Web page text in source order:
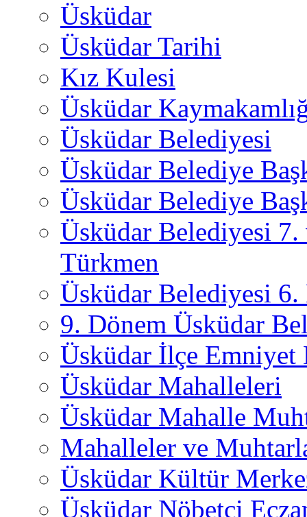
Üsküdar
Üsküdar Tarihi
Kız Kulesi
Üsküdar
Üsküdar Belediyesi
Üsküdar Belediye
Üsküdar Belediye
Üsküdar Belediyesi
Türkmen
Üsküdar Belediyesi 6.
9. Dönem Üsküdar
Üsküdar İlçe
Üsküdar Mahalleleri
Üsküdar Mahalle
Mahalleler ve
Üsküdar Kültür
Üsküdar Nöbetçi